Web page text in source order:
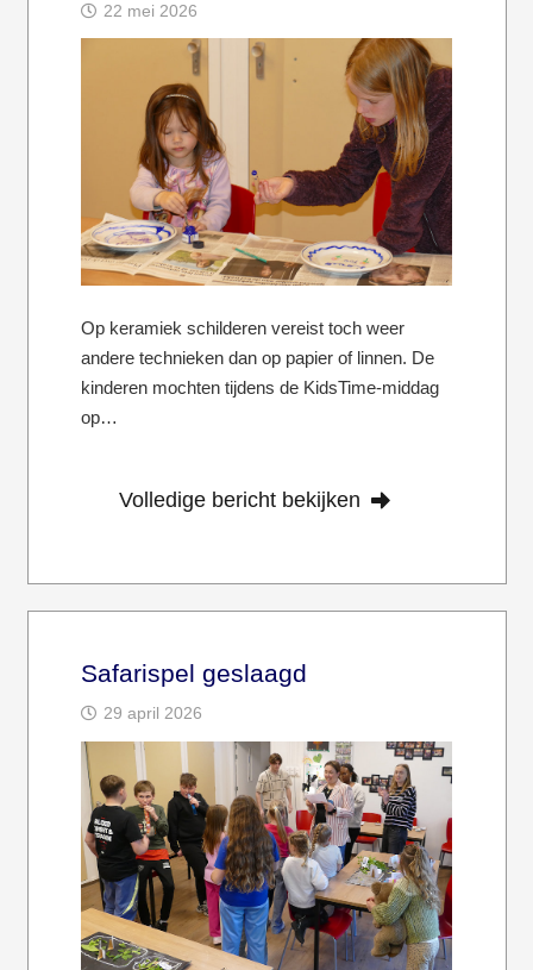
22 mei 2026
Op keramiek schilderen vereist toch weer
andere technieken dan op papier of linnen. De
kinderen mochten tijdens de KidsTime-middag
op…
Volledige bericht bekijken
Safarispel geslaagd
29 april 2026